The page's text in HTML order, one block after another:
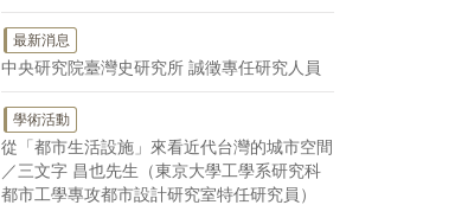
最新消息
中央研究院臺灣史研究所 誠徵專任研究人員
學術活動
從「都市生活設施」來看近代台灣的城市空間
／三文字 昌也先生（東京大學工學系研究科
都市工學專攻都市設計研究室特任研究員）